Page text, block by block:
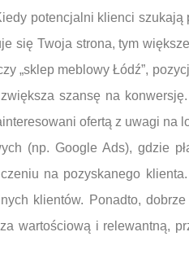
potencjalni klienci szukają
się Twoja strona, tym
„sklep meblowy Łódź”,
szansę na
ofertą z uwagi na
(np. Google Ads), gdzie
na pozyskanego
klientów. Ponadto,
wartościową i relewantną,